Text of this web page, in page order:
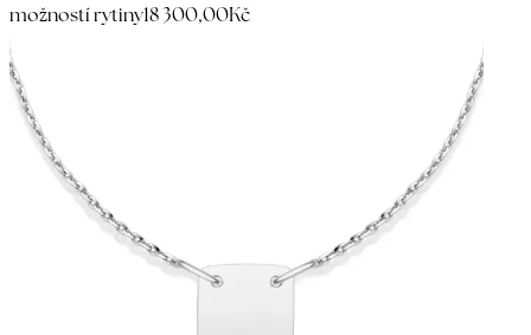
možností rytiny18 300,00Kč